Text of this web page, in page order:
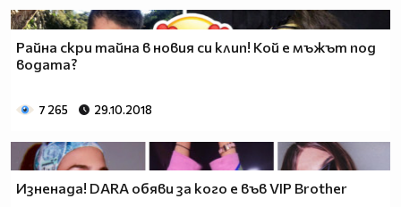
Райна скри тайна в новия си клип! Кой е мъжът под
водата?
7 265 29.10.2018
Изненада! DARA обяви за кого е във VIP Brother